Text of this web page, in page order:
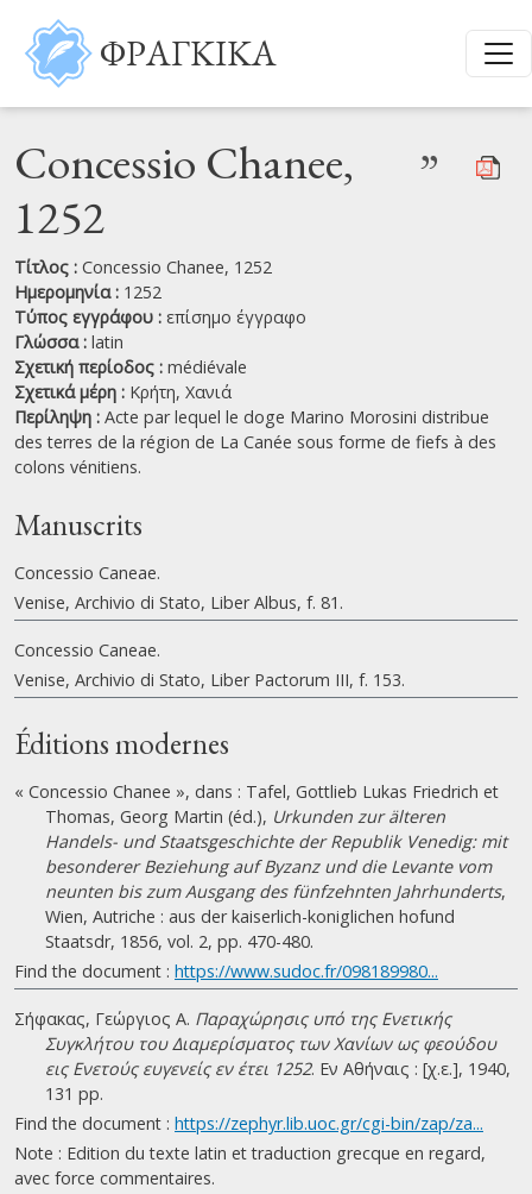
Παράκαμψη προς το κυρίως περιεχόμενο
ΦΡΑΓΚΙΚΑ
Concessio Chanee,
1252
”
Τίτλος : Concessio Chanee, 1252
Ημερομηνία : 1252
Τύπος εγγράφου : επίσημο έγγραφο
Γλώσσα : latin
Σχετική περίοδος : médiévale
Σχετικά μέρη : Κρήτη, Χανιά
Περίληψη : Acte par lequel le doge Marino Morosini distribue
des terres de la région de La Canée sous forme de fiefs à des
colons vénitiens.
Manuscrits
Concessio Caneae.
Venise, Archivio di Stato, Liber Albus, f. 81.
Concessio Caneae.
Venise, Archivio di Stato, Liber Pactorum III, f. 153.
Éditions modernes
« Concessio Chanee », dans : Tafel, Gottlieb Lukas Friedrich et
Thomas, Georg Martin (éd.), Urkunden zur älteren
Handels- und Staatsgeschichte der Republik Venedig: mit
besonderer Beziehung auf Byzanz und die Levante vom
neunten bis zum Ausgang des fünfzehnten Jahrhunderts,
Wien, Autriche : aus der kaiserlich-koniglichen hofund
Staatsdr, 1856, vol. 2, pp. 470-480.
Find the document : https://www.sudoc.fr/098189980...
Σήφακας, Γεώργιος Α. Παραχώρησις υπό της Ενετικής
Συγκλήτου του Διαμερίσματος των Χανίων ως φεούδου
εις Ενετούς ευγενείς εν έτει 1252. Εν Αθήναις : [χ.ε.], 1940,
131 pp.
Find the document : https://zephyr.lib.uoc.gr/cgi-bin/zap/za...
Note : Edition du texte latin et traduction grecque en regard,
avec force commentaires.